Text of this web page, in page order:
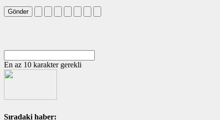
Gönder
En az 10 karakter gerekli
Sıradaki haber: